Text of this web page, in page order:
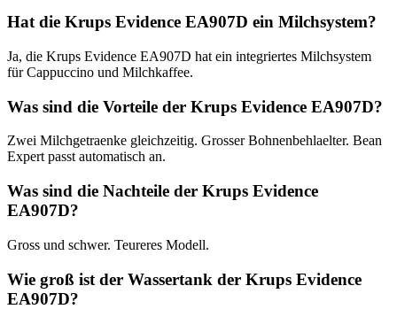
Hat die Krups Evidence EA907D ein Milchsystem?
Ja, die Krups Evidence EA907D hat ein integriertes Milchsystem
für Cappuccino und Milchkaffee.
Was sind die Vorteile der Krups Evidence EA907D?
Zwei Milchgetraenke gleichzeitig. Grosser Bohnenbehlaelter. Bean
Expert passt automatisch an.
Was sind die Nachteile der Krups Evidence
EA907D?
Gross und schwer. Teureres Modell.
Wie groß ist der Wassertank der Krups Evidence
EA907D?